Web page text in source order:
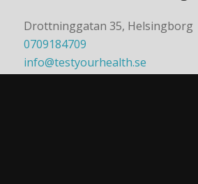
Drottninggatan 35, Helsingborg
0709184709
info@testyourhealth.se